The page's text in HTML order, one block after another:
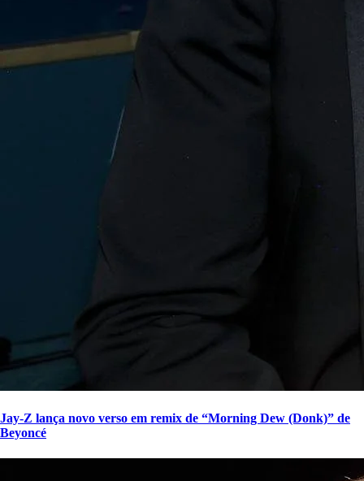
Jay-Z lança novo verso em remix de “Morning Dew (Donk)” de
Beyoncé